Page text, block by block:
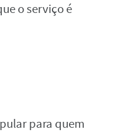
o serviço é
para quem